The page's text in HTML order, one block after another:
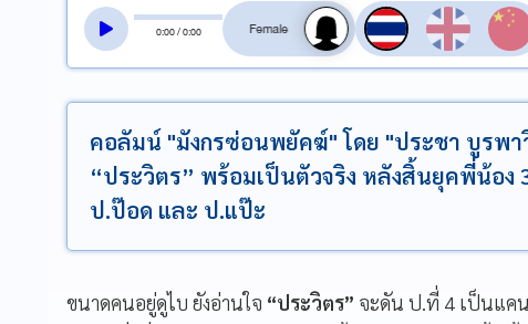
0:00/0:00
สลับเสียงอ่าน
คอลัมน์ "มังกรซ่อนพยัคฆ์" โดย "ประชา บูรพา
“ประวิตร” พร้อมเป็นตัวจริง หลังสิ้นยุคพี่น้อ
ป.ป๊อด และ ป.แป๊ะ
ขนาดคนอยู่ดูไบ ยังอ่านใจ “ประวิตร” จะดัน ป.ที่ 4 เป็นแค